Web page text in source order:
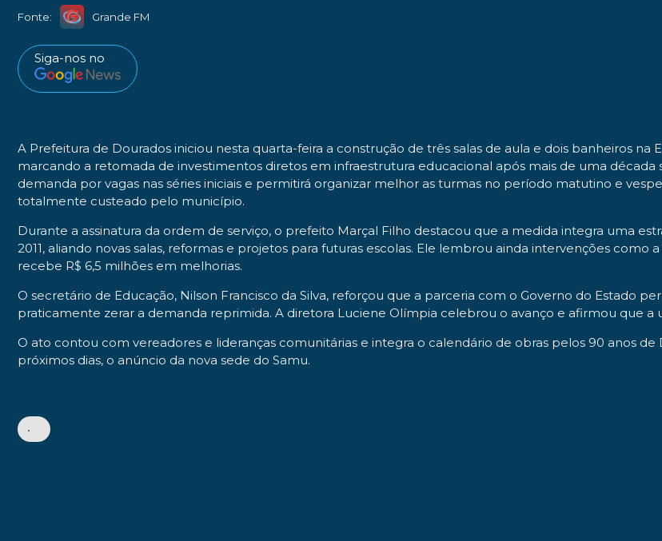
Fonte: Grande FM
Siga-nos no
A Prefeitura de Dourados iniciou nesta quarta-feira a construção de três salas de aula e dois banheiros na
marcando a retomada de investimentos diretos em infraestrutura educacional após mais de uma
demanda por vagas nas séries iniciais e permitirá organizar melhor as turmas no período matutino e
totalmente custeado pelo município.
Durante a assinatura da ordem de serviço, o prefeito Marçal Filho destacou que a medida integra uma
2011, aliando novas salas, reformas e projetos para futuras escolas. Ele lembrou ainda intervenções
recebe R$ 6,5 milhões em melhorias.
O secretário de Educação, Nilson Francisco da Silva, reforçou que a parceria com o Governo do Estado
praticamente zerar a demanda reprimida. A diretora Luciene Olímpia celebrou o avanço e afirmou que a
O ato contou com vereadores e lideranças comunitárias e integra o calendário de obras pelos 90 anos de
próximos dias, o anúncio da nova sede do Samu.
•